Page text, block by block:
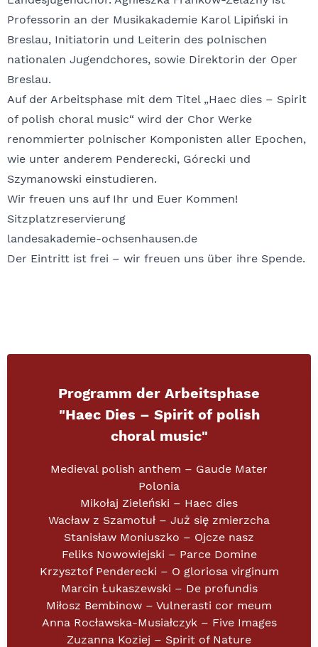
Professorin an der Musikakademie Karol Lipiński in
Breslau, Initiatorin und Leiterin des polnischen
nationalen Jugend­chores, sowie Direktorin der Oper
Breslau.
Auf der Arbeitsphase mit dem Titel „Haec dies – Spirit
of polish choral music“ wird der Chor Werke
renommierter polnischer Komponisten aller Epochen,
wie unter anderem Penderecki, Górecki und
Szymanowski einstudieren.
Wir freuen uns auf Ihr und Euer Kommen!
Sitzplatzreservierung
landesakademie-ochsenhausen.de
Der Eintritt ist frei – wir freuen uns über ihre Spende.
Programm der Arbeitsphase
"Haec Dies – Spirit of polish
choral music"
Medieval polish anthem – Gaude Mater
Polonia
Mikołaj Zieleński – Haec dies
Wacław z Szamotuł – Już się zmierzcha
Stanisław Moniuszko – Ojcze nasz
Feliks Nowowiejski – Parce Domine
Krzysztof Penderecki – O gloriosa virginum
Marcin Łukaszewski – De profundis
Miłosz Bembinow – Vulnerasti cor meum
Anna Rocławska-Musiałczyk – Five Images
Zuzanna Koziej – Spirit of Nature